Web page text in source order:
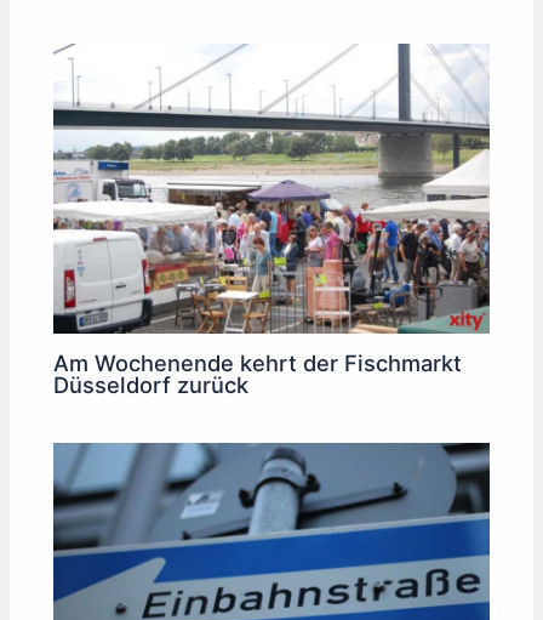
Am Wochenende kehrt der Fischmarkt
Düsseldorf zurück